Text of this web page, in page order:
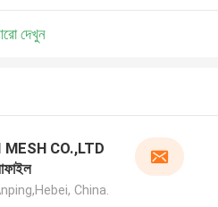
দেখুন
CO.,LTD
China.